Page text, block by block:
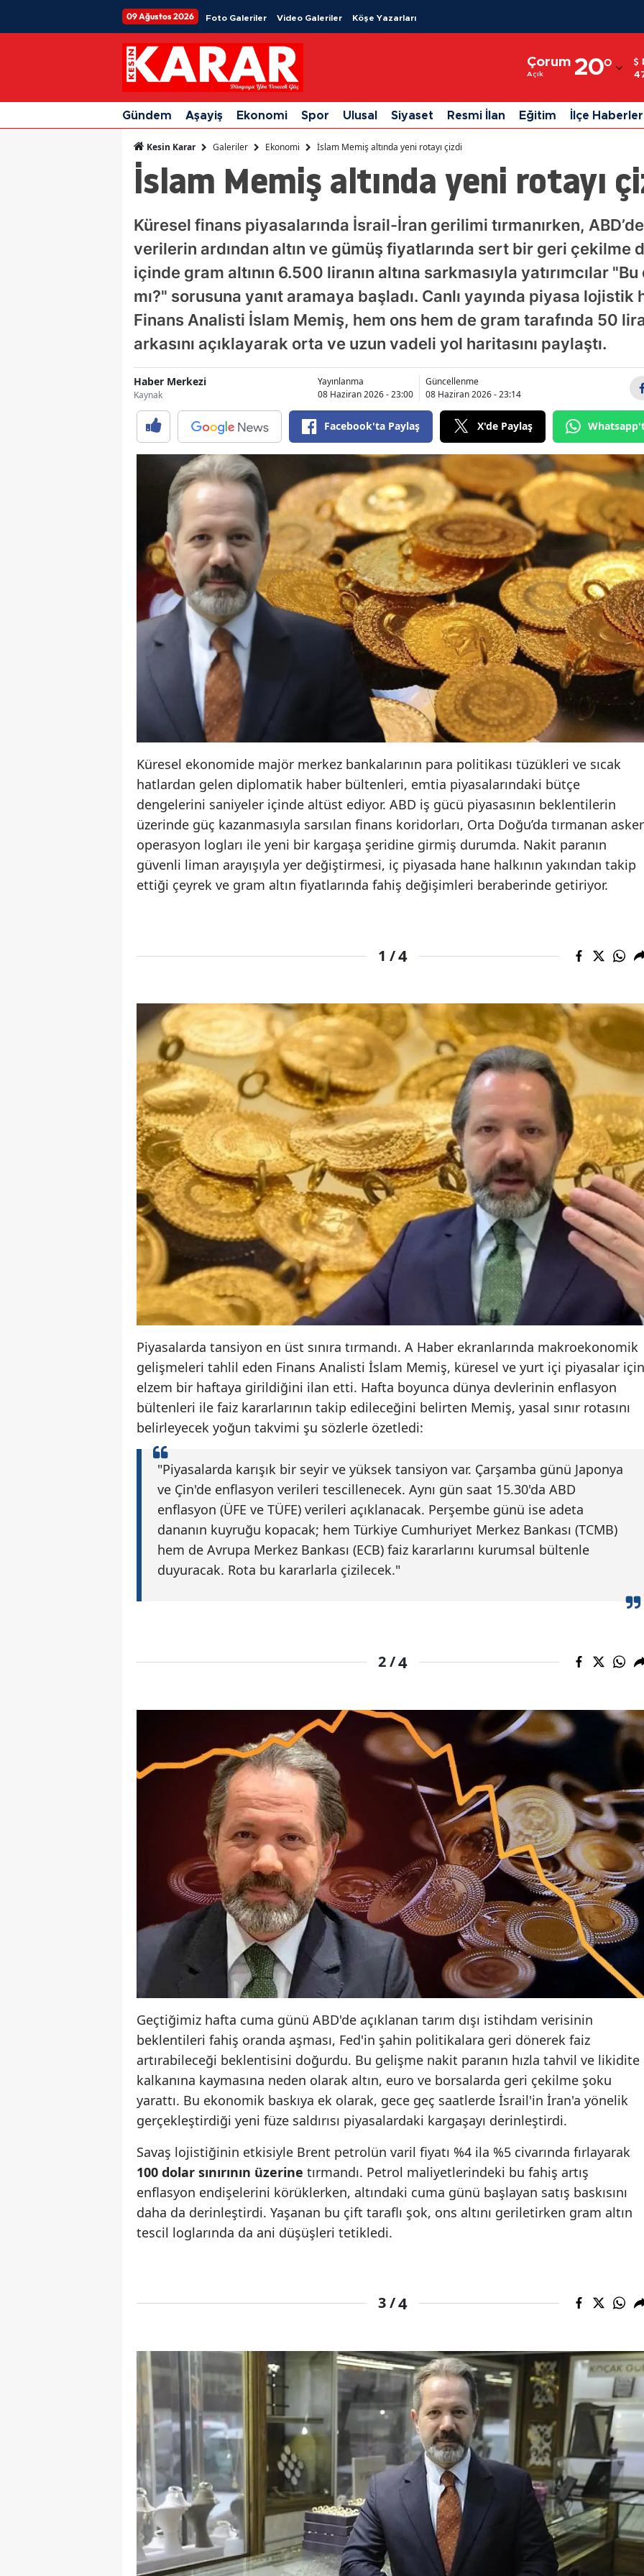
09 Ağustos 2026 Foto Galeriler Video Galeriler Köşe Yazarları
Çorum
Açık 20°
Adıyaman
Afyonkarahisar
Ağrı
Ankara
Antalya
Artvin
Aydın
Balıkesir
Bilecik
Bingöl
Burdur
Bursa
Çanakkale
Çankırı
Çorum
Denizli
Diyarbakır
Edirne
Elazığ
Erzincan
Eskişehir
Gaziantep
Giresun
Gümüşhane
Hakkari
Isparta
İstanbul
İzmir
Kars
Kastamonu
Kayseri
Kırklareli
Kırşehir
Kocaeli
Manisa
Kahramanmaraş
Nevşehir
Niğde
Ordu
Siirt
Sivas
Tekirdağ
Tokat
Trabzon
Tunceli
Şanlıurfa
Uşak
Yozgat
Aksaray
Bayburt
Karaman
Kırıkkale
Şırnak
Bartın
Ardahan
Karabük
Osmaniye
Düzce
Gündem Aşayiş Ekonomi Spor Ulusal Siyaset Resmi İlan Eğitim İlçe
Kesin Karar Galeriler Ekonomi İslam Memiş altında yeni rotayı çizdi
İslam Memiş altında yeni rotayı
Küresel finans piyasalarında İsrail-İran gerilimi tırmanırken,
verilerin ardından altın ve gümüş fiyatlarında sert bir geri çekilme
içinde gram altının 6.500 liranın altına sarkmasıyla yatırımcılar "Bu
mı?" sorusuna yanıt aramaya başladı. Canlı yayında piyasa lojistik
Finans Analisti İslam Memiş, hem ons hem de gram tarafında 50
arkasını açıklayarak orta ve uzun vadeli yol haritasını paylaştı.
Haber Merkezi
Kaynak
Yayınlanma
08 Haziran 2026 - 23:00
Güncellenme
08 Haziran 2026 - 23:14
Facebook'ta Paylaş X'de Paylaş
Küresel ekonomide majör merkez bankalarının para politikası tüzükleri ve sıcak
hatlardan gelen diplomatik haber bültenleri, emtia piyasalarındaki bütçe
dengelerini saniyeler içinde altüst ediyor. ABD iş gücü piyasasının beklentilerin
üzerinde güç kazanmasıyla sarsılan finans koridorları, Orta Doğu’da tırmanan
operasyon logları ile yeni bir kargaşa şeridine girmiş durumda. Nakit paranın
güvenli liman arayışıyla yer değiştirmesi, iç piyasada hane halkının yakından takip
ettiği çeyrek ve gram altın fiyatlarında fahiş değişimleri beraberinde getiriyor.
1 /4
Piyasalarda tansiyon en üst sınıra tırmandı. A Haber ekranlarında makroekonomik
gelişmeleri tahlil eden Finans Analisti İslam Memiş, küresel ve yurt içi piyasalar için
elzem bir haftaya girildiğini ilan etti. Hafta boyunca dünya devlerinin enflasyon
bültenleri ile faiz kararlarının takip edileceğini belirten Memiş, yasal sınır rotasını
belirleyecek yoğun takvimi şu sözlerle özetledi:
"Piyasalarda karışık bir seyir ve yüksek tansiyon var. Çarşamba günü Japonya
ve Çin'de enflasyon verileri tescillenecek. Aynı gün saat 15.30'da ABD
enflasyon (ÜFE ve TÜFE) verileri açıklanacak. Perşembe günü ise adeta
dananın kuyruğu kopacak; hem Türkiye Cumhuriyet Merkez Bankası (TCMB)
hem de Avrupa Merkez Bankası (ECB) faiz kararlarını kurumsal bültenle
duyuracak. Rota bu kararlarla çizilecek."
2 /4
Geçtiğimiz hafta cuma günü ABD'de açıklanan tarım dışı istihdam verisinin
beklentileri fahiş oranda aşması, Fed'in şahin politikalara geri dönerek faiz
artırabileceği beklentisini doğurdu. Bu gelişme nakit paranın hızla tahvil ve likidite
kalkanına kaymasına neden olarak altın, euro ve borsalarda geri çekilme şoku
yarattı. Bu ekonomik baskıya ek olarak, gece geç saatlerde İsrail'in İran'a yönelik
gerçekleştirdiği yeni füze saldırısı piyasalardaki kargaşayı derinleştirdi.
Savaş lojistiğinin etkisiyle Brent petrolün varil fiyatı %4 ila %5 civarında fırlayarak
100 dolar sınırının üzerine tırmandı. Petrol maliyetlerindeki bu fahiş artış
enflasyon endişelerini körüklerken, altındaki cuma günü başlayan satış baskısını
daha da derinleştirdi. Yaşanan bu çift taraflı şok, ons altını geriletirken gram altın
tescil loglarında da ani düşüşleri tetikledi.
3 /4